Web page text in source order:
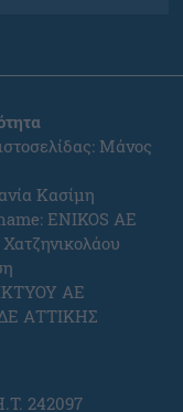
Μάνος
Κασίμη
ENIKOS AE
ΑΕ
ΑΤΤΙΚΗΣ
242097